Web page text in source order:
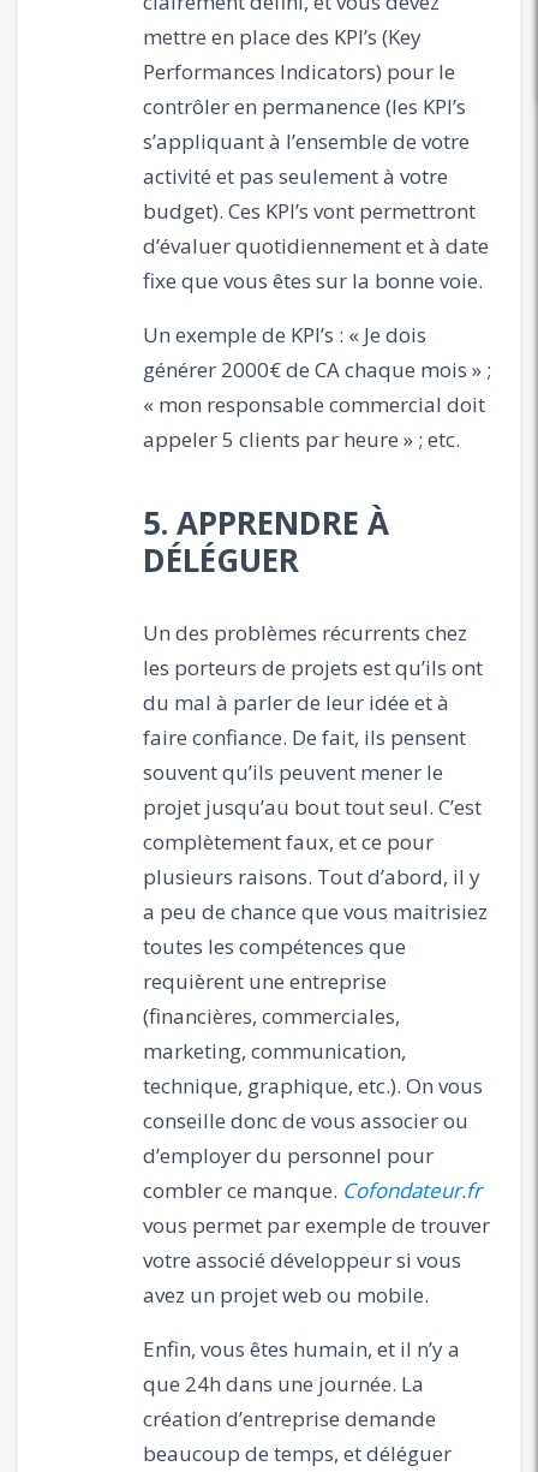
mettre en place des KPI’s (Key
Performances Indicators) pour le
contrôler en permanence (les KPI’s
s’appliquant à l’ensemble de votre
activité et pas seulement à votre
budget). Ces KPI’s vont permettront
d’évaluer quotidiennement et à date
fixe que vous êtes sur la bonne voie.
Un exemple de KPI’s : « Je dois
générer 2000€ de CA chaque mois » ;
« mon responsable commercial doit
appeler 5 clients par heure » ; etc.
5. APPRENDRE À
DÉLÉGUER
Un des problèmes récurrents chez
les porteurs de projets est qu’ils ont
du mal à parler de leur idée et à
faire confiance. De fait, ils pensent
souvent qu’ils peuvent mener le
projet jusqu’au bout tout seul. C’est
complètement faux, et ce pour
plusieurs raisons. Tout d’abord, il y
a peu de chance que vous maitrisiez
toutes les compétences que
requièrent une entreprise
(financières, commerciales,
marketing, communication,
technique, graphique, etc.). On vous
conseille donc de vous associer ou
d’employer du personnel pour
combler ce manque. Cofondateur.fr
vous permet par exemple de trouver
votre associé développeur si vous
avez un projet web ou mobile.
Enfin, vous êtes humain, et il n’y a
que 24h dans une journée. La
création d’entreprise demande
beaucoup de temps, et déléguer